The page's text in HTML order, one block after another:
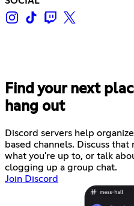
Find your next
hang out
Discord servers help
based channels. Discuss
what you're up to, or talk
clogging up a group chat.
Join Discord